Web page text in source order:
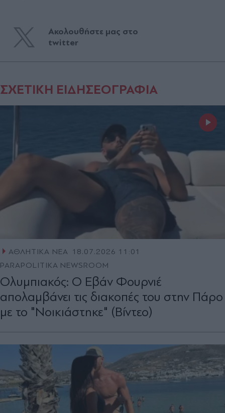
Ακολουθήστε μας στο
twitter
ΣΧΕΤΙΚΗ ΕΙΔΗΣΕΟΓΡΑΦΙΑ
ΑΘΛΗΤΙΚΑ ΝΕΑ
18.07.2026 11:01
PARAPOLITIKA NEWSROOM
Oλυμπιακός: Ο Εβάν Φουρνιέ
απολαμβάνει τις διακοπές του στην Πάρο
με το "Νοικιάστηκε" (Βίντεο)